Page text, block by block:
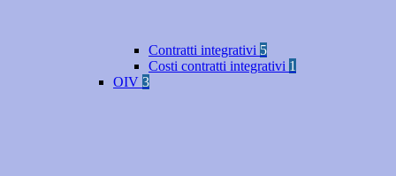
Contratti integrativi 5
Costi contratti integrativi 1
OIV 3